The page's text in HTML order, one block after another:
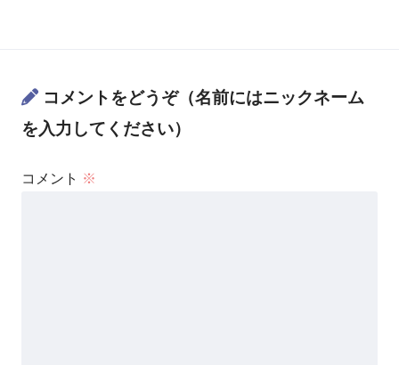
コメントをどうぞ（名前にはニックネーム
を入力してください）
コメント ※